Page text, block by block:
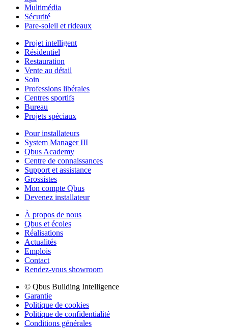
Multimédia
Sécurité
Pare-soleil et rideaux
Projet intelligent
Résidentiel
Restauration
Vente au détail
Soin
Professions libérales
Centres sportifs
Bureau
Projets spéciaux
Pour installateurs
System Manager III
Qbus Academy
Centre de connaissances
Support et assistance
Grossistes
Mon compte Qbus
Devenez installateur
À propos de nous
Qbus et écoles
Réalisations
Actualités
Emplois
Contact
Rendez-vous showroom
© Qbus Building Intelligence
Garantie
Politique de cookies
Politique de confidentialité
Conditions générales